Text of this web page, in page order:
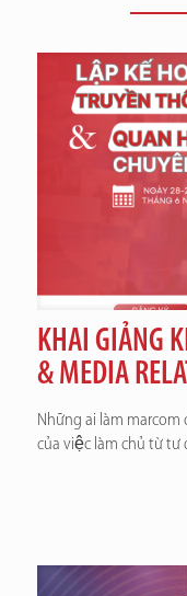
KHAI GIẢNG
& MEDIA
Những ai làm marcom
của việc làm chủ từ tư